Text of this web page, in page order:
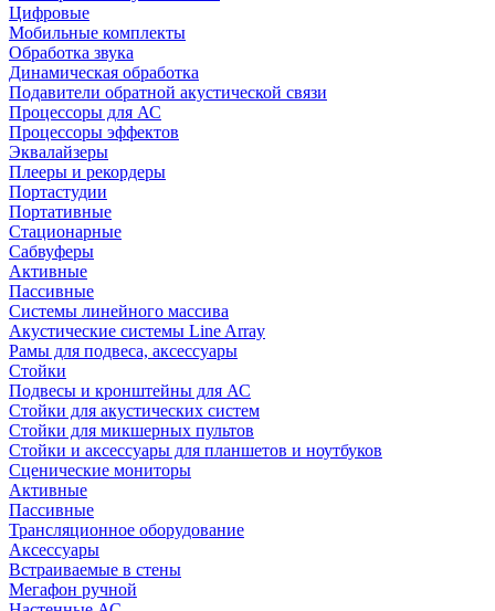
Цифровые
Мобильные комплекты
Обработка звука
Динамическая обработка
Подавители обратной акустической связи
Процессоры для АС
Процессоры эффектов
Эквалайзеры
Плееры и рекордеры
Портастудии
Портативные
Стационарные
Сабвуферы
Активные
Пассивные
Системы линейного массива
Акустические системы Line Array
Рамы для подвеса, аксессуары
Стойки
Подвесы и кронштейны для АС
Стойки для акустических систем
Стойки для микшерных пультов
Стойки и аксессуары для планшетов и ноутбуков
Сценические мониторы
Активные
Пассивные
Трансляционное оборудование
Аксессуары
Встраиваемые в стены
Мегафон ручной